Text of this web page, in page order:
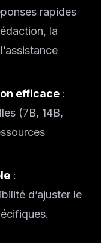
rapides
la
efficace :
(7B, 14B,
:
d’ajuster le